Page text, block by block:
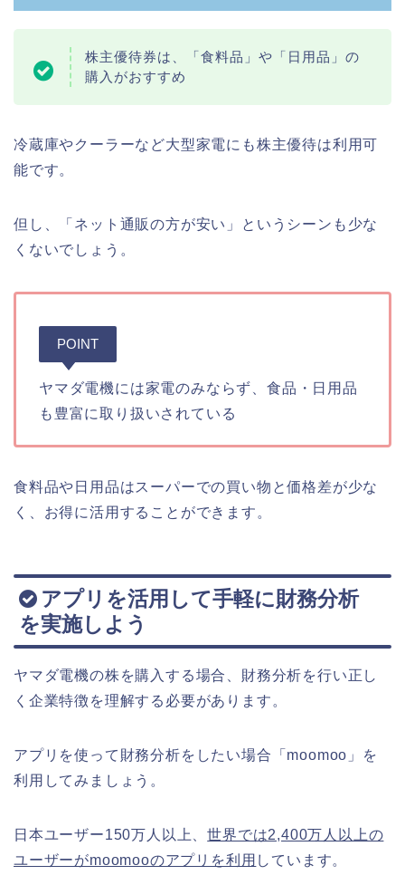
株主優待券は、「食料品」や「日用品」の
購入がおすすめ
冷蔵庫やクーラーなど大型家電にも株主優待は利用可
能です。
但し、「ネット通販の方が安い」というシーンも少な
くないでしょう。
POINT
ヤマダ電機には家電のみならず、食品・日用品
も豊富に取り扱いされている
食料品や日用品はスーパーでの買い物と価格差が少な
く、お得に活用することができます。
アプリを活用して手軽に財務分析
を実施しよう
ヤマダ電機の株を購入する場合、財務分析を行い正し
く企業特徴を理解する必要があります。
アプリを使って財務分析をしたい場合「moomoo」を
利用してみましょう。
日本ユーザー150万人以上、世界では2,400万人以上の
ユーザーがmoomooのアプリを利用 しています。